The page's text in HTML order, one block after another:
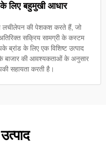
लिए बहुमुखी आधार
लचीलेपन की पेशकश करते हैं, जो
सक्रिय सामग्री के कस्टम
के लिए एक विशिष्ट उत्पाद
बाजार की आवश्यकताओं के अनुसार
सहायता करती है।